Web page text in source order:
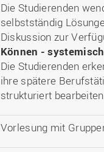
Die Studierenden
selbstständig
Diskussion zur
Können -
Die Studierenden
ihre spätere
strukturiert
Vorlesung mit